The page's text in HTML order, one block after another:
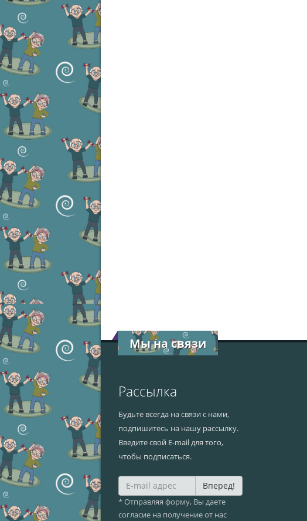
Мы на связи
Рассылка
Будьте всегда на связи с нами,
подпишитесь на нашу рассылку.
Введите свой E-mail для того,
чтобы подписаться.
Вперед!
* Отправляя форму, Вы даете
согласие на получение от нас